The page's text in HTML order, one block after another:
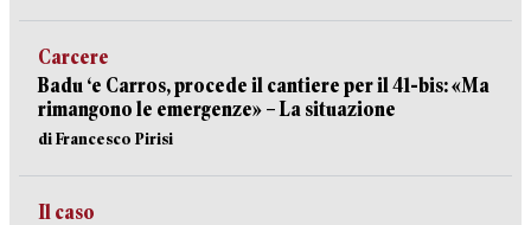
Carcere
Badu ‘e Carros, procede il cantiere per il 41-bis: «Ma
rimangono le emergenze» – La situazione
di Francesco Pirisi
Il caso